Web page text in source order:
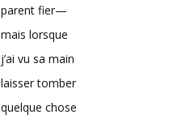
parent fier—
mais lorsque
j’ai vu sa main
laisser tomber
quelque chose